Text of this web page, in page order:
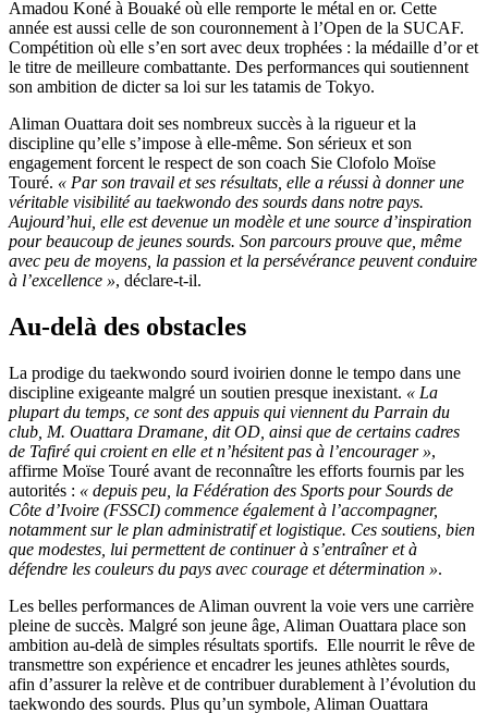
Amadou Koné à Bouaké où elle remporte le métal en or. Cette
année est aussi celle de son couronnement à l’Open de la SUCAF.
Compétition où elle s’en sort avec deux trophées : la médaille d’or et
le titre de meilleure combattante. Des performances qui soutiennent
son ambition de dicter sa loi sur les tatamis de Tokyo.
Aliman Ouattara doit ses nombreux succès à la rigueur et la
discipline qu’elle s’impose à elle-même. Son sérieux et son
engagement forcent le respect de son coach Sie Clofolo Moïse
Touré. « Par son travail et ses résultats, elle a réussi à donner une
véritable visibilité au taekwondo des sourds dans notre pays.
Aujourd’hui, elle est devenue un modèle et une source d’inspiration
pour beaucoup de jeunes sourds. Son parcours prouve que, même
avec peu de moyens, la passion et la persévérance peuvent conduire
à l’excellence », déclare-t-il.
Au-delà des obstacles
La prodige du taekwondo sourd ivoirien donne le tempo dans une
discipline exigeante malgré un soutien presque inexistant. « La
plupart du temps, ce sont des appuis qui viennent du Parrain du
club, M. Ouattara Dramane, dit OD, ainsi que de certains cadres
de Tafiré qui croient en elle et n’hésitent pas à l’encourager »,
affirme Moïse Touré avant de reconnaître les efforts fournis par les
autorités : « depuis peu, la Fédération des Sports pour Sourds de
Côte d’Ivoire (FSSCI) commence également à l’accompagner,
notamment sur le plan administratif et logistique. Ces soutiens, bien
que modestes, lui permettent de continuer à s’entraîner et à
défendre les couleurs du pays avec courage et détermination ».
Les belles performances de Aliman ouvrent la voie vers une carrière
pleine de succès. Malgré son jeune âge, Aliman Ouattara place son
ambition au-delà de simples résultats sportifs. Elle nourrit le rêve de
transmettre son expérience et encadrer les jeunes athlètes sourds,
afin d’assurer la relève et de contribuer durablement à l’évolution du
taekwondo des sourds. Plus qu’un symbole, Aliman Ouattara